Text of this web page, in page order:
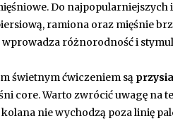
Do najpopularniejszych
ramiona oraz mięśnie
wprowadza różnorodność i
świetnym ćwiczeniem są
core. Warto zwrócić uwagę
nie wychodzą poza linię